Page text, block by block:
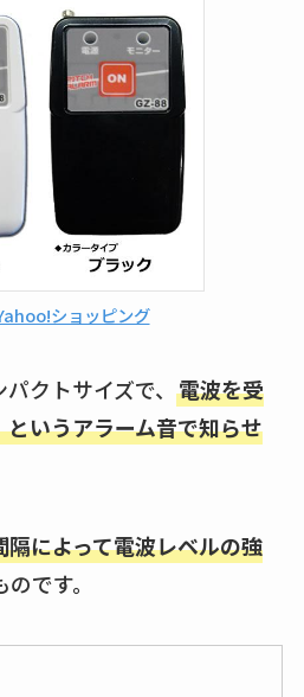
ショッピング
クトサイズで、 電波を受
いうアラーム音で知らせ
隔によって電波レベルの強
です。